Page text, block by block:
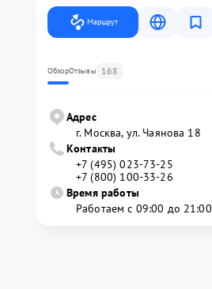
Маршрут
ОбзорОтзывы 168
Адрес
г. Москва, ул. Чаянова 18
Контакты
+7 (495) 023-73-25
+7 (800) 100-33-26
Время работы
Работаем с 09:00 до 21:00